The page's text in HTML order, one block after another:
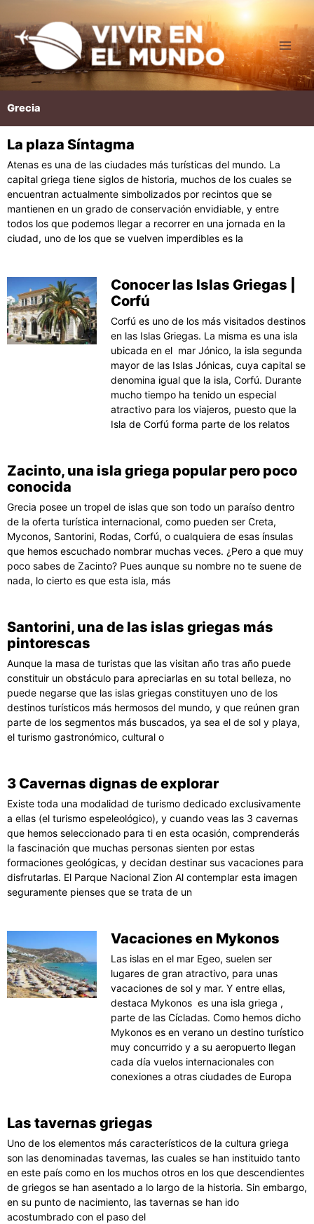
al
contenido
Grecia
La plaza Síntagma
Atenas es una de las ciudades más turísticas del mundo. La
capital griega tiene siglos de historia, muchos de los cuales se
encuentran actualmente simbolizados por recintos que se
mantienen en un grado de conservación envidiable, y entre
todos los que podemos llegar a recorrer en una jornada en la
ciudad, uno de los que se vuelven imperdibles es la
Conocer las Islas Griegas |
Corfú
Corfú es uno de los más visitados destinos
en las Islas Griegas. La misma es una isla
ubicada en el mar Jónico, la isla segunda
mayor de las Islas Jónicas, cuya capital se
denomina igual que la isla, Corfú. Durante
mucho tiempo ha tenido un especial
atractivo para los viajeros, puesto que la
Isla de Corfú forma parte de los relatos
Zacinto, una isla griega popular pero poco
conocida
Grecia posee un tropel de islas que son todo un paraíso dentro
de la oferta turística internacional, como pueden ser Creta,
Myconos, Santorini, Rodas, Corfú, o cualquiera de esas ínsulas
que hemos escuchado nombrar muchas veces. ¿Pero a que muy
poco sabes de Zacinto? Pues aunque su nombre no te suene de
nada, lo cierto es que esta isla, más
Santorini, una de las islas griegas más
pintorescas
Aunque la masa de turistas que las visitan año tras año puede
constituir un obstáculo para apreciarlas en su total belleza, no
puede negarse que las islas griegas constituyen uno de los
destinos turísticos más hermosos del mundo, y que reúnen gran
parte de los segmentos más buscados, ya sea el de sol y playa,
el turismo gastronómico, cultural o
3 Cavernas dignas de explorar
Existe toda una modalidad de turismo dedicado exclusivamente
a ellas (el turismo espeleológico), y cuando veas las 3 cavernas
que hemos seleccionado para ti en esta ocasión, comprenderás
la fascinación que muchas personas sienten por estas
formaciones geológicas, y decidan destinar sus vacaciones para
disfrutarlas. El Parque Nacional Zion Al contemplar esta imagen
seguramente pienses que se trata de un
Vacaciones en Mykonos
Las islas en el mar Egeo, suelen ser
lugares de gran atractivo, para unas
vacaciones de sol y mar. Y entre ellas,
destaca Mykonos es una isla griega ,
parte de las Cícladas. Como hemos dicho
Mykonos es en verano un destino turístico
muy concurrido y a su aeropuerto llegan
cada día vuelos internacionales con
conexiones a otras ciudades de Europa
Las tavernas griegas
Uno de los elementos más característicos de la cultura griega
son las denominadas tavernas, las cuales se han instituido tanto
en este país como en los muchos otros en los que descendientes
de griegos se han asentado a lo largo de la historia. Sin embargo,
en su punto de nacimiento, las tavernas se han ido
acostumbrado con el paso del
Página